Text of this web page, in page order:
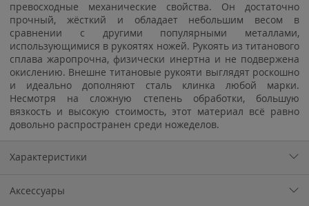
превосходные механические свойства. Он достаточно
прочный, жёсткий и обладает небольшим весом в
сравнении с другими популярными металлами,
использующимися в рукоятях ножей. Рукоять из титанового
сплава жаропрочна, физически инертна и не подвержена
окислению. Внешне титановые рукояти выглядят роскошно
и идеально дополняют сталь клинка любой марки.
Несмотря на сложную степень обработки, большую
вязкость и высокую стоимость, этот материал всё равно
довольно распространен среди ножеделов.
Характеристики
Аксессуары